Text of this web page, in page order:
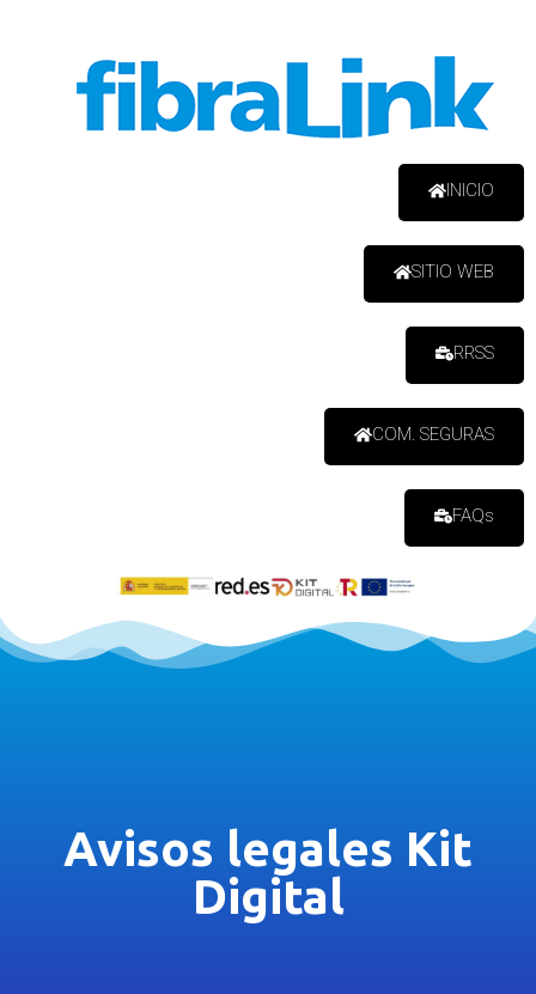
INICIO
SITIO WEB
RRSS
COM. SEGURAS
FAQs
Avisos legales Kit
Digital